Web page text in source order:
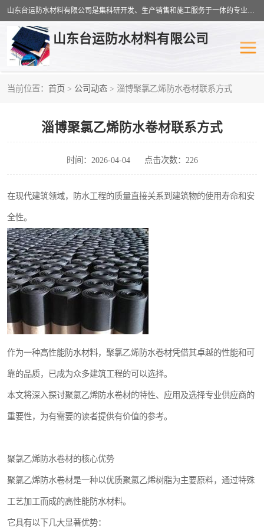
山东台运防水材料有限公司是集科研开发、生产销售和施工服务于一体的专业化防水材料厂家，公司拥有雄厚的研制生产实力和丰富的实际施工经验，在防水材料及施工行业拥有广泛的信誉；公司主要产品有：耐根穿刺SBS防水卷材,自粘型防水卷材,耐水型防水卷材,聚乙烯丙涤纶高分子防水卷材,自粘橡胶沥青防水卷材等。
山东台运防水材料有限公司
当前位置： 首页 > 公司动态 > 淄博聚氯乙烯防水卷材联系方式
淄博聚氯乙烯防水卷材联系方式
时间：2026-04-04 点击次数：226
在现代建筑领域，防水工程的质量直接关系到建筑物的使用寿命和安
全性。
作为一种高性能防水材料，聚氯乙烯防水卷材凭借其卓越的性能和可
靠的品质，已成为众多建筑工程的可以选择。
本文将深入探讨聚氯乙烯防水卷材的特性、应用及选择专业供应商的
重要性，为有需要的读者提供有价值的参考。
聚氯乙烯防水卷材的核心优势
聚氯乙烯防水卷材是一种以优质聚氯乙烯树脂为主要原料，通过特殊
工艺加工而成的高性能防水材料。
它具有以下几大显著优势：
工农业塑料 SBS防水卷材
自粘型防水卷材 耐水型防水卷材
高分子防水卷材 自粘橡胶沥青防水卷材
聚乙烯丙纶复合防水卷材